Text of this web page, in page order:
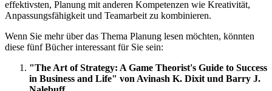
effektivsten, Planung mit anderen Kompetenzen wie Kreativität,
Anpassungsfähigkeit und Teamarbeit zu kombinieren.
Wenn Sie mehr über das Thema Planung lesen möchten, könnten
diese fünf Bücher interessant für Sie sein:
"The Art of Strategy: A Game Theorist's Guide to Success
in Business and Life" von Avinash K. Dixit und Barry J.